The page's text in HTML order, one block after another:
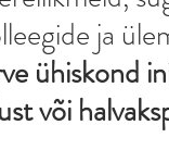
ja
ühiskond
või